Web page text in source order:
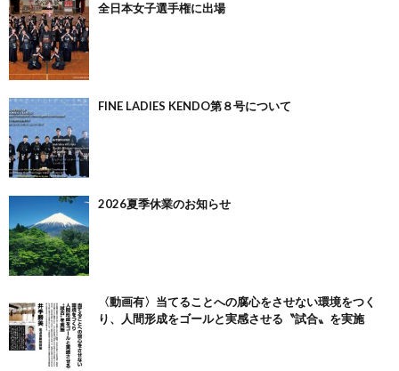
全日本女子選手権に出場
FINE LADIES KENDO第８号について
2026夏季休業のお知らせ
〈動画有〉当てることへの腐心をさせない環境をつく
り、人間形成をゴールと実感させる〝試合〟を実施